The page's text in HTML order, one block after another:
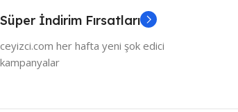
Süper İndirim Fırsatları
ceyizci.com her hafta yeni şok edici
kampanyalar